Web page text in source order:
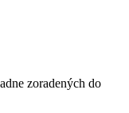
zoradených do